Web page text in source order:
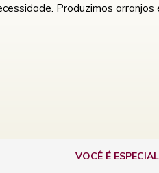
Produzimos
VOCÊ É ESPECIAL